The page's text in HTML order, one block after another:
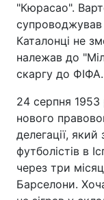
"Кюрасао".
Каталонці не
належав до
скаргу до ФІФА.
24 серпня 1953
нового
делегації,
футболістів в
через три
Барселони.